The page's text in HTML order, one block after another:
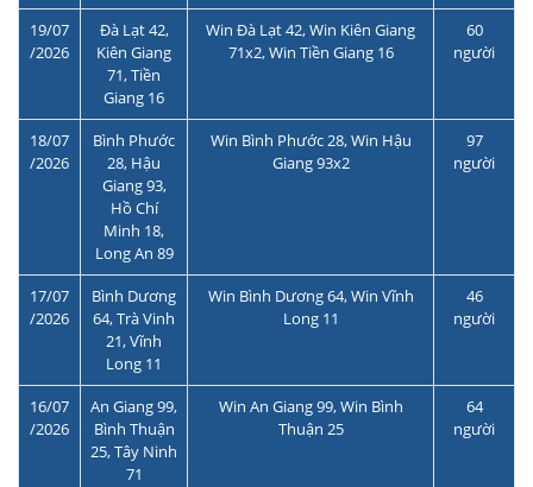
19/07
/2026
Đà Lạt 42,
Kiên Giang
71, Tiền
Giang 16
Win Đà Lạt 42, Win Kiên Giang
71x2, Win Tiền Giang 16
60
người
18/07
/2026
Bình Phước
28, Hậu
Giang 93,
Hồ Chí
Minh 18,
Long An 89
Win Bình Phước 28, Win Hậu
Giang 93x2
97
người
17/07
/2026
Bình Dương
64, Trà Vinh
21, Vĩnh
Long 11
Win Bình Dương 64, Win Vĩnh
Long 11
46
người
16/07
/2026
An Giang 99,
Bình Thuận
25, Tây Ninh
71
Win An Giang 99, Win Bình
Thuận 25
64
người